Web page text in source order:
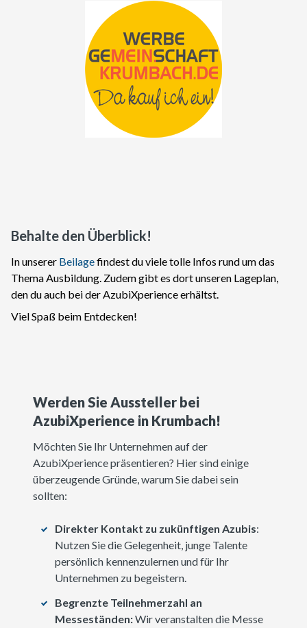
Behalte den Überblick!
In unserer Beilagefindest du viele tolle Infos rund um das
Thema Ausbildung. Zudem gibt es dort unseren Lageplan,
den du auch bei der AzubiXperience erhältst.
Viel Spaß beim Entdecken!
Werden Sie Aussteller bei
AzubiXperience in Krumbach!
Möchten Sie Ihr Unternehmen auf der
AzubiXperience präsentieren? Hier sind einige
überzeugende Gründe, warum Sie dabei sein
sollten:
Direkter Kontakt zu zukünftigen Azubis:
Nutzen Sie die Gelegenheit, junge Talente
persönlich kennenzulernen und für Ihr
Unternehmen zu begeistern.
Begrenzte Teilnehmerzahl an
Messeständen:Wir veranstalten die Messe